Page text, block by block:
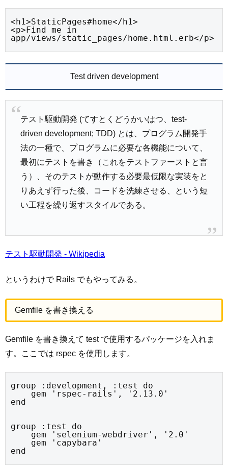
<h1>StaticPages#home</h1>
<p>Find me in
app/views/static_pages/home.html.erb</p>
Test driven development
テスト駆動開発 (てすとくどうかいはつ、test-
driven development; TDD) とは、プログラム開発手
法の一種で、プログラムに必要な各機能について、
最初にテストを書き（これをテストファーストと言
う）、そのテストが動作する必要最低限な実装をと
りあえず行った後、コードを洗練させる、という短
い工程を繰り返すスタイルである。
テスト駆動開発 - Wikipedia
というわけで Rails でもやってみる。
Gemfile を書き換える
Gemfile を書き換えて test で使用するパッケージを入れま
す。ここでは rspec を使用します。
group :development, :test do
end
group :test do
end